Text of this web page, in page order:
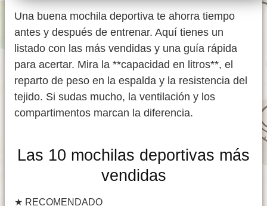
Una buena mochila deportiva te ahorra tiempo
antes y después de entrenar. Aquí tienes un
listado con las más vendidas y una guía rápida
para acertar. Mira la **capacidad en litros**, el
reparto de peso en la espalda y la resistencia del
tejido. Si sudas mucho, la ventilación y los
compartimentos marcan la diferencia.
Las 10 mochilas deportivas más
vendidas
★ RECOMENDADO